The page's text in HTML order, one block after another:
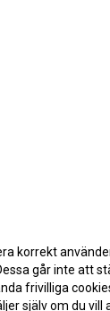
korrekt
går inte att
frivilliga
själv om du vill